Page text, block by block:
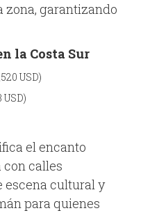
zona, garantizando
la Costa Sur
USD)
el encanto
con calles
escena cultural y
para quienes